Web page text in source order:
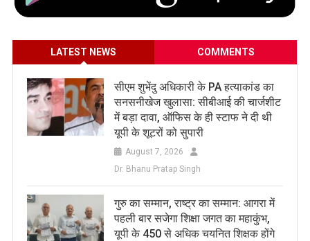
LATEST NEWS COMMENTS
सीएम शुभेंदु अधिकारी के PA हत्याकांड का
सनसनीखेज खुलासा: सीबीआई की चार्जशीट
में बड़ा दावा, ऑफिस के ही स्टाफ ने दी थी
यूपी के शूटरों को सुपारी
August 7, 2026
Dr. Bhanu Pratap Singh
​गुरु का सम्मान, राष्ट्र का सम्मान: आगरा में
पहली बार सजेगा शिक्षा जगत का महाकुंभ,
यूपी के 450 से अधिक चयनित शिक्षक होंगे